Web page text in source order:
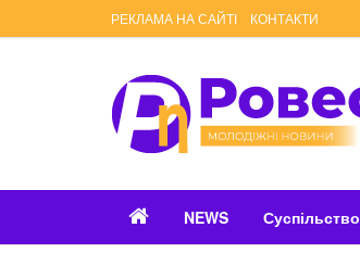
РЕКЛАМА НА САЙТІ КОНТАКТИ
NEWS Суспільство